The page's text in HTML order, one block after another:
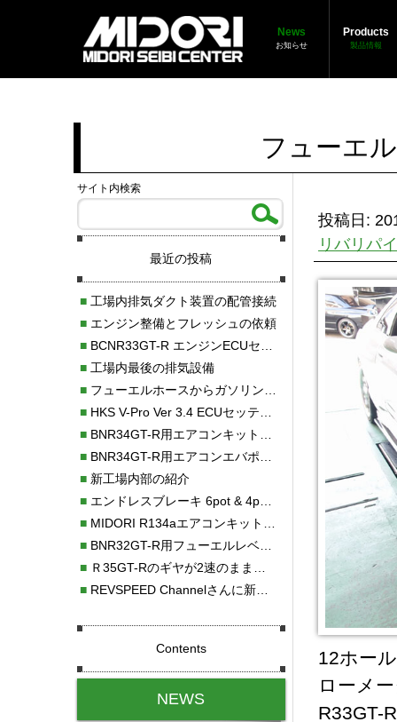
News
お知らせ
Products
製品情報
フューエ
投稿日:
リバリパ
12ホー
ローメ
R33GT-
サイト内検索
最近の投稿
■工場内排気ダクト装置の配管接続
■エンジン整備とフレッシュの依頼
■BCNR33GT-R エンジンECUセッティング調整
■工場内最後の排気設備
■フューエルホースからガソリン漏れ
■HKS V-Pro Ver 3.4 ECUセッティング
■BNR34GT-R用エアコンキット新発売！！
■BNR34GT-R用エアコンエバポレーターを新発売！！
■新工場内部の紹介
■エンドレスブレーキ 6pot & 4potオーバーホール
■MIDORI R134aエアコンキットタイプⅡ取り付け
■BNR32GT-R用フューエルレベルセンサー新発売！！
■Ｒ35GT-Rのギヤが2速のまま変速しない！！
■REVSPEED Channelさんに新社屋を紹介していただきました!!
Contents
NEWS